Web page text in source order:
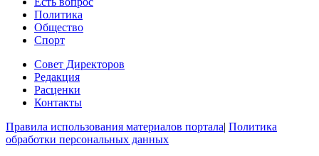
Политика
Общество
Спорт
Совет Директоров
Редакция
Расценки
Контакты
Правила использования материалов портала| Политика
обработки персональных данных